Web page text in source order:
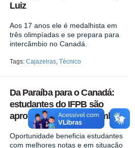
Luiz
Aos 17 anos ele é medalhista em
três olimpíadas e se prepara para
intercâmbio no Canadá.
Tags: Cajazeiras, Técnico
Da Paraíba para o Canadá:
estudantes do IFPB são
aprovados para intercâmbio
Oportunidade beneficia estudantes
com melhores notas e em situação